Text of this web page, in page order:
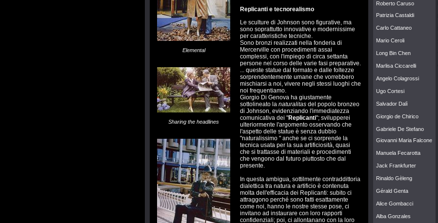
Elemental
Sharing the headlines
Replicanti e tecnorealismo
Le sculture di Johnson sono figurative, ma
sono soprattutto innovative e modernissime
per caratteristiche tecniche.
Sono bronzi realizzati nella fonderia di
Mercerville con procedimenti assai
complessi, con l'impiego di circa settanta
persone nel corso delle varie fasi preparative.
... queste statue dal formato e dalle foltezze
sorprendentemente umane che vorrebbero
mischiarsi a noi, vivere negli stessi luoghi che
noi frequentiamo.
Giorgio Di Genova ha giustamente
sottolineato la naturalitas del popolo bronzeo
di Johnson, evidenziando l'immediatezza
comunicativa dei "Replicanti"; svilupperei
ulteriormente l'argomento osservando che
l'aspetto delle statue è senza dubbio
"naturalissimo " anche se ci sorprende la
tecnica usata per la sua artificiosità, quasi
che si trattasse di materiali e procedimenti
che vengono dal futuro piuttosto che dal
presente.
In questa ambigua, sottilmente contraddittoria
dialettica tra natura e artificio è contenuta
molta dell'efficacia dei Replicanti: subito ci
attraggono perché sono fatti esattamente
come noi, hanno le nostre stesse pose, ci
invitano ad instaurare con loro rapporti
confidenziali; poi, ci allontanano con la loro
Roberto Caruso
Patrizia Castaldi
Carlo Cattaneo
Mario Ceroli
Long Bin Chen
Marlisa Ciccarelli
Angelo Colagrossi
Ugo Cortesi
Salvador Dalì
Giorgio de Chirico
Gabriele De Stefano
Giovanni Maria Falcone
Manuela Fecarotta
Jack Frankfurter
Rinaldo Gèleng
Gérald Genta
Alice Gombacci
Alba Gonzales